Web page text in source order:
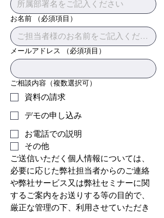
お名前 （必須項目）
メールアドレス （必須項目）
ご相談内容（複数選択可）
資料の請求
デモの申し込み
お電話での説明
その他
ご送信いただく個人情報については、
必要に応じた弊社担当者からのご連絡
や弊社サービス又は弊社セミナーに関
するご案内をお送りする等の目的で、
厳正な管理の下、利用させていただき